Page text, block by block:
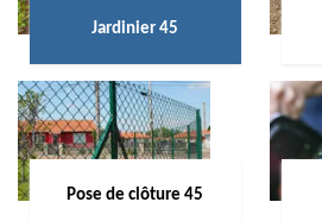
Jardinier 45
Pose de clôture 45